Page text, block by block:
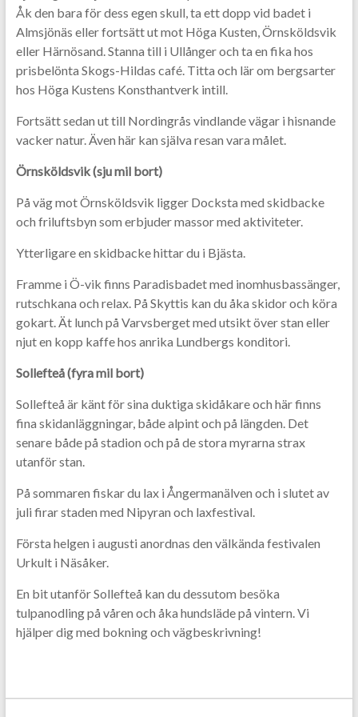
Åk den bara för dess egen skull, ta ett dopp vid badet i
Almsjönäs eller fortsätt ut mot Höga Kusten, Örnsköldsvik
eller Härnösand. Stanna till i Ullånger och ta en fika hos
prisbelönta Skogs-Hildas café. Titta och lär om bergsarter
hos Höga Kustens Konsthantverk intill.
Fortsätt sedan ut till Nordingrås vindlande vägar i hisnande
vacker natur. Även här kan själva resan vara målet.
Örnsköldsvik (sju mil bort)
På väg mot Örnsköldsvik ligger Docksta med skidbacke
och friluftsbyn som erbjuder massor med aktiviteter.
Ytterligare en skidbacke hittar du i Bjästa.
Framme i Ö-vik finns Paradisbadet med inomhusbassänger,
rutschkana och relax. På Skyttis kan du åka skidor och köra
gokart. Ät lunch på Varvsberget med utsikt över stan eller
njut en kopp kaffe hos anrika Lundbergs konditori.
Sollefteå (fyra mil bort)
Sollefteå är känt för sina duktiga skidåkare och här finns
fina skidanläggningar, både alpint och på längden. Det
senare både på stadion och på de stora myrarna strax
utanför stan.
På sommaren fiskar du lax i Ångermanälven och i slutet av
juli firar staden med Nipyran och laxfestival.
Första helgen i augusti anordnas den välkända festivalen
Urkult i Näsåker.
En bit utanför Sollefteå kan du dessutom besöka
tulpanodling på våren och åka hundsläde på vintern. Vi
hjälper dig med bokning och vägbeskrivning!